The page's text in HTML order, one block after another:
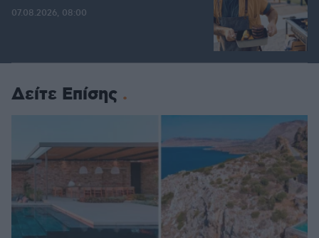
07.08.2026, 08:00
Δείτε Επίσης